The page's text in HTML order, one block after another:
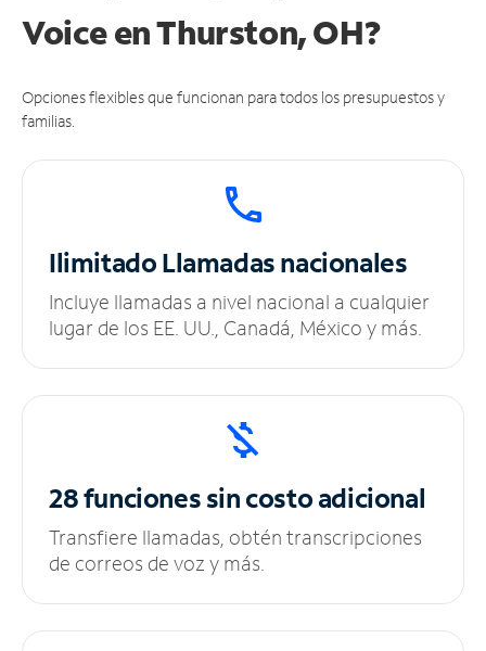
Voice en Thurston, OH?
Opciones flexibles que funcionan para todos los presupuestos y
familias.
IlimitadoLlamadas nacionales
Incluye llamadas a nivel nacional a cualquier
lugar de los EE. UU., Canadá, México y más.
28 funciones sincosto adicional
Transfiere llamadas, obtén transcripciones
de correos de voz y más.